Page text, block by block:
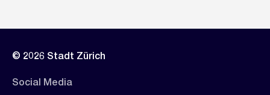
© 2026 Stadt Zürich
Social Media